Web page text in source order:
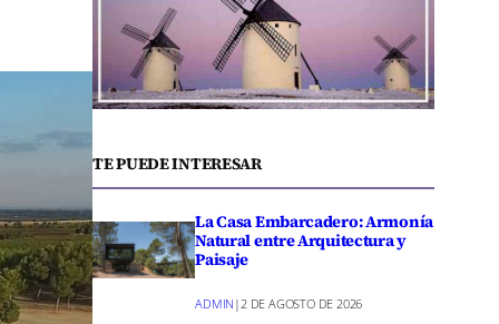
TE PUEDE INTERESAR
La Casa Embarcadero: Armonía
Natural entre Arquitectura y
Paisaje
ADMIN |2 DE AGOSTO DE 2026